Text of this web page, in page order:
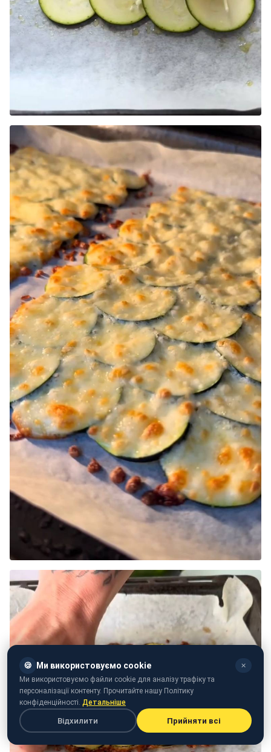
🍪 Ми використовуємо cookie ✕
Ми використовуємо файли cookie для аналізу трафіку та
персоналізації контенту. Прочитайте нашу Політику
конфіденційності. Детальніше
Відхилити Прийняти всі